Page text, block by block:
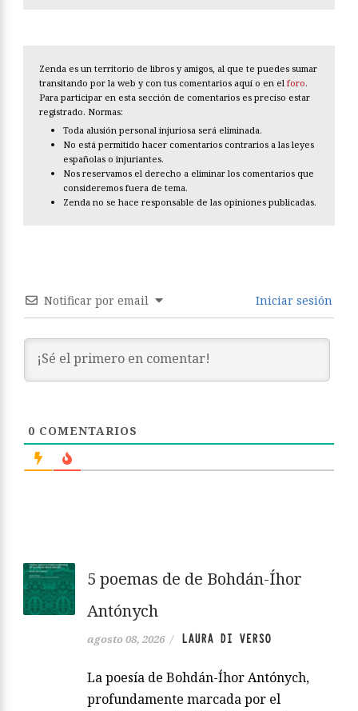
Zenda es un territorio de libros y amigos, al que te puedes sumar
transitando por la web y con tus comentarios aquí o en el foro.
Para participar en esta sección de comentarios es preciso estar
registrado. Normas:
Toda alusión personal injuriosa será eliminada.
No está permitido hacer comentarios contrarios a las leyes
españolas o injuriantes.
Nos reservamos el derecho a eliminar los comentarios que
consideremos fuera de tema.
Zenda no se hace responsable de las opiniones publicadas.
Notificar por email Iniciar sesión
0 COMENTARIOS
5 poemas de de Bohdán-Íhor
Antónych
agosto 08, 2026 / LAURA DI VERSO
La poesía de Bohdán-Íhor Antónych,
profundamente marcada por el